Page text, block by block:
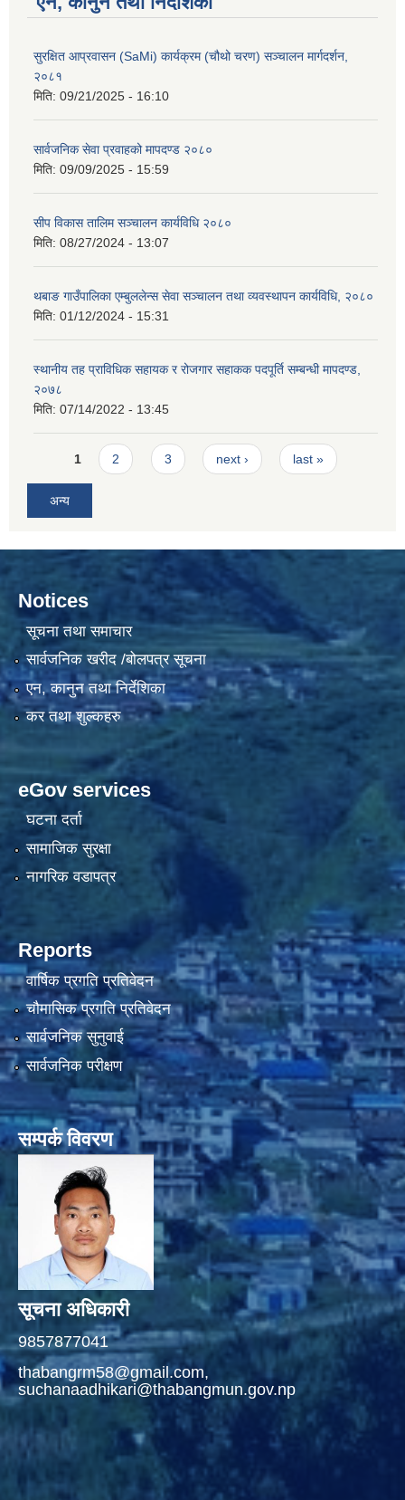
सुरक्षित आप्रवासन (SaMi) कार्यक्रम (चौथो चरण) सञ्चालन मार्गदर्शन,
२०८१
मिति: 09/21/2025 - 16:10
सार्वजनिक सेवा प्रवाहको मापदण्ड २०८०
मिति: 09/09/2025 - 15:59
सीप विकास तालिम सञ्चालन कार्यविधि २०८०
मिति: 08/27/2024 - 13:07
थबाङ गाउँपालिका एम्बुललेन्स सेवा सञ्चालन तथा व्यवस्थापन कार्यविधि, २०८०
मिति: 01/12/2024 - 15:31
स्थानीय तह प्राविधिक सहायक र रोजगार सहाकक पदपूर्ति सम्बन्धी मापदण्ड,
२०७८
मिति: 07/14/2022 - 13:45
Pages
1 2 3 next › last »
अन्य
Notices
सूचना तथा समाचार
सार्वजनिक खरीद /बोलपत्र सूचना
एन, कानुन तथा निर्देशिका
कर तथा शुल्कहरु
eGov services
घटना दर्ता
सामाजिक सुरक्षा
नागरिक वडापत्र
Reports
वार्षिक प्रगति प्रतिवेदन
चौमासिक प्रगति प्रतिवेदन
सार्वजनिक सुनुवाई
सार्वजनिक परीक्षण
सम्पर्क विवरण
सूचना अधिकारी
9857877041
thabangrm58@gmail.com,
suchanaadhikari@thabangmun.gov.np